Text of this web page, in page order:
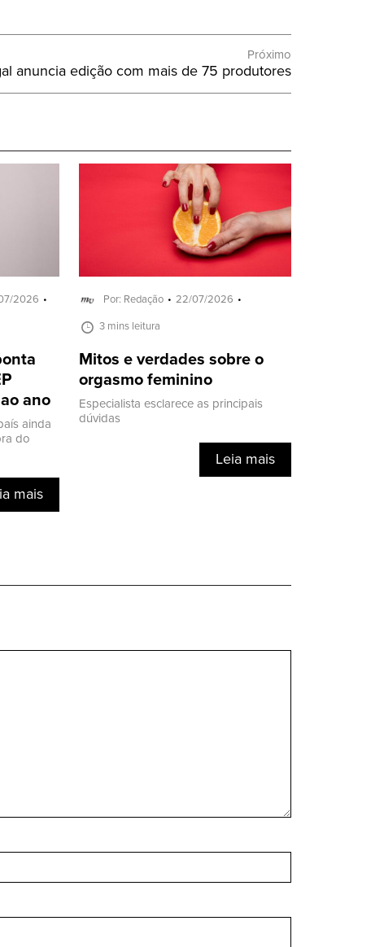
Próximo
anuncia edição com mais de 75 produtores
2026
ano
ainda
do
mais
Por: Redação 22/07/2026
3 mins leitura
Mitos e verdades sobre o
orgasmo feminino
Especialista esclarece as principais
dúvidas
Leia mais